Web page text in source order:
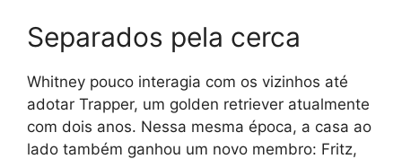
Separados pela cerca
Whitney pouco interagia com os vizinhos até
adotar Trapper, um golden retriever atualmente
com dois anos. Nessa mesma época, a casa ao
lado também ganhou um novo membro: Fritz,